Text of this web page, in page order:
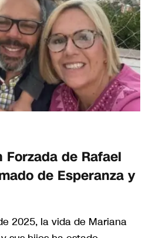
Forzada de Rafael
de Esperanza y
2025, la vida de Mariana